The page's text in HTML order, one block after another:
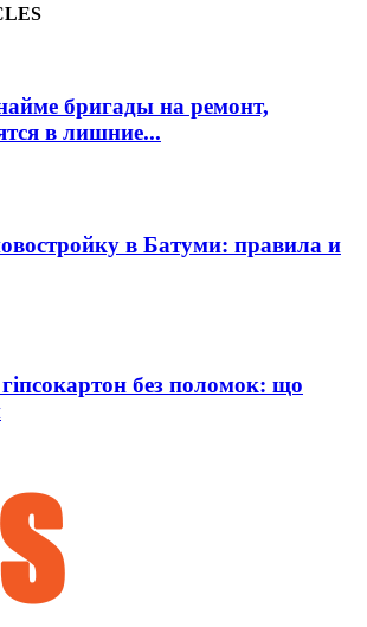
бригады на ремонт,
в лишние...
в Батуми: правила и
без поломок: що